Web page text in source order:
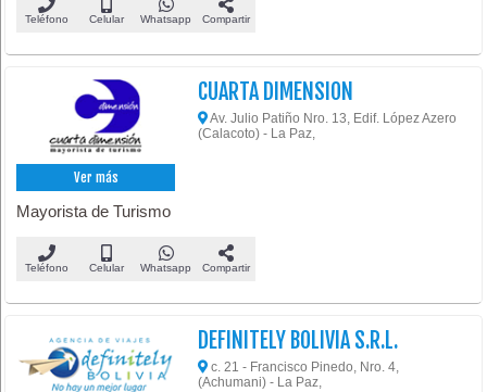
Teléfono Celular Whatsapp Compartir
Ver más
CUARTA DIMENSION
Av. Julio Patiño Nro. 13, Edif. López Azero
(Calacoto) - La Paz,
Mayorista de Turismo
Teléfono Celular Whatsapp Compartir
DEFINITELY BOLIVIA S.R.L.
c. 21 - Francisco Pinedo, Nro. 4,
(Achumani) - La Paz,